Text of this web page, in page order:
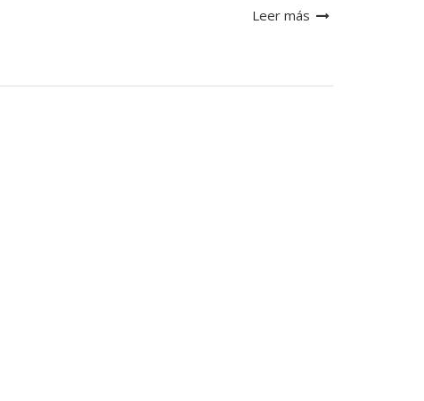
Leer más